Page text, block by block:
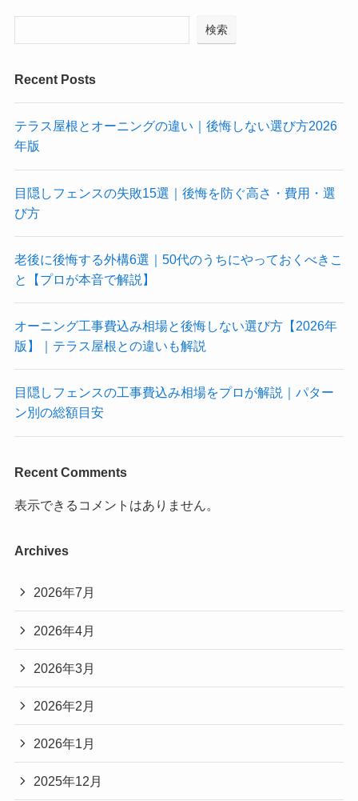
検索
Recent Posts
テラス屋根とオーニングの違い｜後悔しない選び方2026
年版
目隠しフェンスの失敗15選｜後悔を防ぐ高さ・費用・選
び方
老後に後悔する外構6選｜50代のうちにやっておくべきこ
と【プロが本音で解説】
オーニング工事費込み相場と後悔しない選び方【2026年
版】｜テラス屋根との違いも解説
目隠しフェンスの工事費込み相場をプロが解説｜パター
ン別の総額目安
Recent Comments
表示できるコメントはありません。
Archives
2026年7月
2026年4月
2026年3月
2026年2月
2026年1月
2025年12月